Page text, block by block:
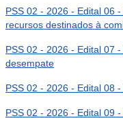
PSS 02 - 2026 - Edital 06
recursos destinados à
PSS 02 - 2026 - Edital 07
desempate
PSS 02 - 2026 - Edital 08
PSS 02 - 2026 - Edital 09